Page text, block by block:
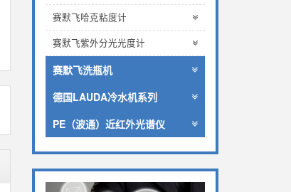
赛默飞哈克粘度计
赛默飞紫外分光光度计
赛默飞洗瓶机
德国LAUDA冷水机系列
PE（波通）近红外光谱仪